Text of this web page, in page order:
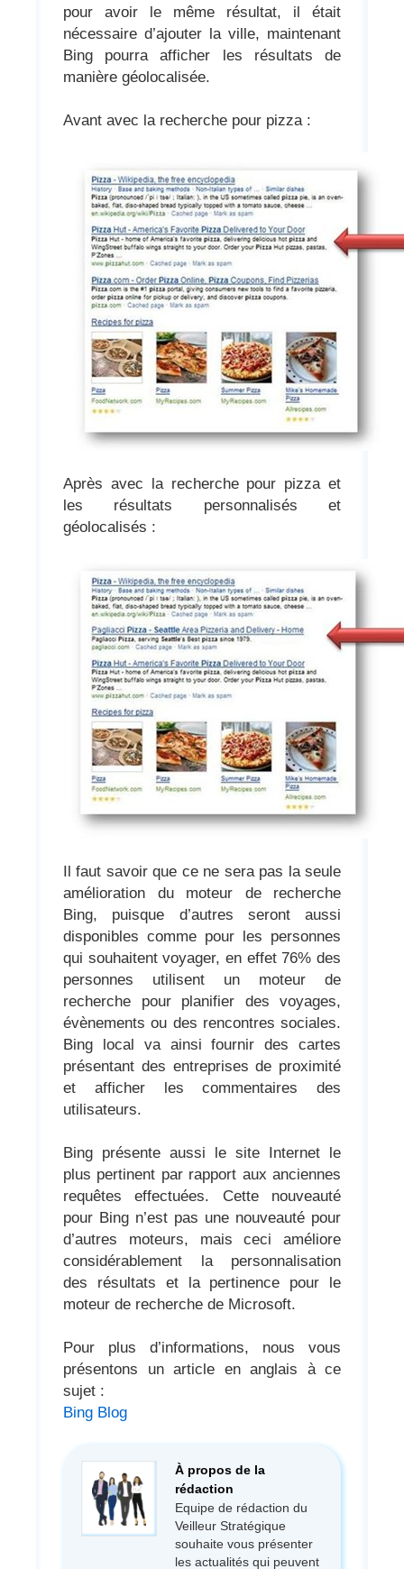
pour avoir le même résultat, il était
nécessaire d’ajouter la ville, maintenant
Bing pourra afficher les résultats de
manière géolocalisée.
Avant avec la recherche pour pizza :
Après avec la recherche pour pizza et
les résultats personnalisés et
géolocalisés :
Il faut savoir que ce ne sera pas la seule
amélioration du moteur de recherche
Bing, puisque d’autres seront aussi
disponibles comme pour les personnes
qui souhaitent voyager, en effet 76% des
personnes utilisent un moteur de
recherche pour planifier des voyages,
évènements ou des rencontres sociales.
Bing local va ainsi fournir des cartes
présentant des entreprises de proximité
et afficher les commentaires des
utilisateurs.
Bing présente aussi le site Internet le
plus pertinent par rapport aux anciennes
requêtes effectuées. Cette nouveauté
pour Bing n’est pas une nouveauté pour
d’autres moteurs, mais ceci améliore
considérablement la personnalisation
des résultats et la pertinence pour le
moteur de recherche de Microsoft.
Pour plus d’informations, nous vous
présentons un article en anglais à ce
sujet :
Bing Blog
À propos de la
rédaction
Equipe de rédaction du
Veilleur Stratégique
souhaite vous présenter
les actualités qui peuvent